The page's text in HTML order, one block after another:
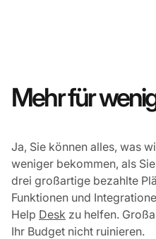
Mehr für
Ja, Sie können alles, was
weniger bekommen, als
drei großartige bezahlte
Funktionen und
Help Desk zu helfen.
Ihr Budget nicht ruinieren.